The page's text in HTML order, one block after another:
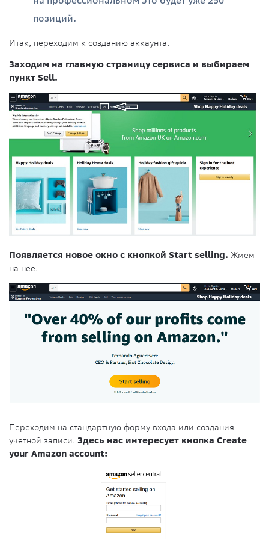
позиций.
Итак, переходим к созданию аккаунта.
Заходим на главную страницу сервиса и выбираем
пункт Sell.
Появляется новое окно с кнопкой Start selling. Жмем
на нее.
Переходим на стандартную форму входа или создания
учетной записи. Здесь нас интересует кнопка Create
your Amazon account: